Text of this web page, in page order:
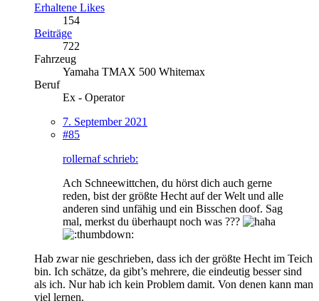
Erhaltene Likes
154
Beiträge
722
Fahrzeug
Yamaha TMAX 500 Whitemax
Beruf
Ex - Operator
7. September 2021
#85
rollernaf schrieb:
Ach Schneewittchen, du hörst dich auch gerne
reden, bist der größte Hecht auf der Welt und alle
anderen sind unfähig und ein Bisschen doof. Sag
mal, merkst du überhaupt noch was ???
Hab zwar nie geschrieben, dass ich der größte Hecht im Teich
bin. Ich schätze, da gibt’s mehrere, die eindeutig besser sind
als ich. Nur hab ich kein Problem damit. Von denen kann man
viel lernen.